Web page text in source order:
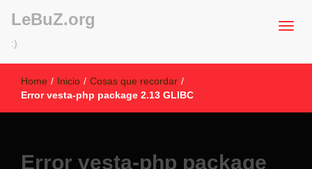
LeBuZ.org
:)
Home / Inicio / Cosas que recordar /
Error vesta-php package 2.13 GLIBC
Error vesta-php package